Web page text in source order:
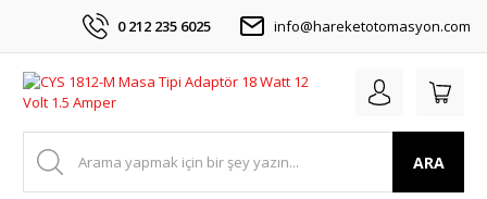
0 212 235 6025 info@hareketotomasyon.com
ARA